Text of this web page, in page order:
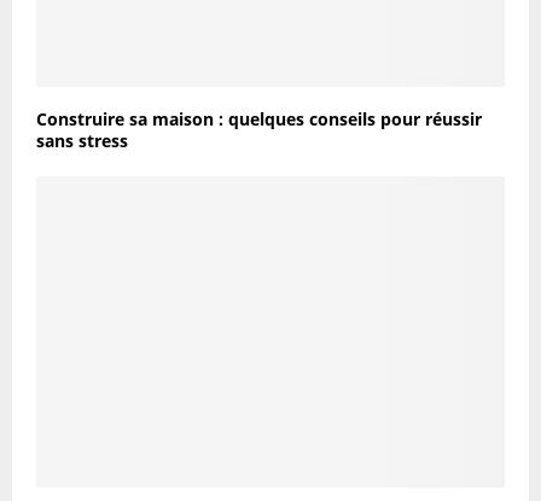
Construire sa maison : quelques conseils pour réussir
sans stress